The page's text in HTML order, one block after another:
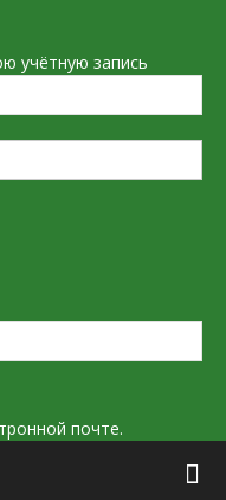
учётную запись
почте.